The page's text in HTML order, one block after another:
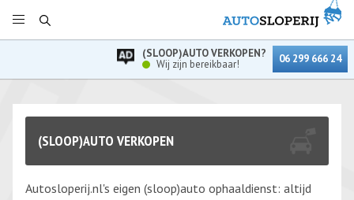
(SLOOP)AUTO VERKOPEN?
Wij zijn bereikbaar!
06 299 666 24
(SLOOP)AUTO VERKOPEN
Autosloperij.nl's eigen (sloop)auto ophaaldienst: altijd